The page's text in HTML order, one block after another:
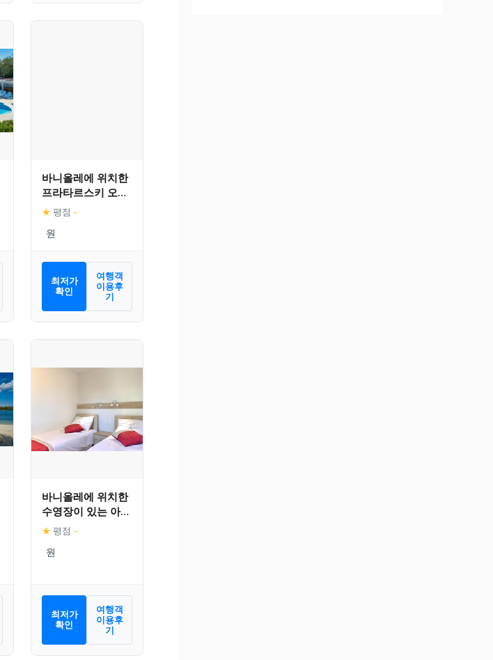
바니올레에 위치한
프라타르스키 오톡
섬 근처의 매력적인
아파트먼트
★ 평점 –
최저가
확인
여행객
이용후
기
바니올레에 위치한
수영장이 있는 아름
다운 모빌 홈
★ 평점 –
최저가
확인
여행객
이용후
기